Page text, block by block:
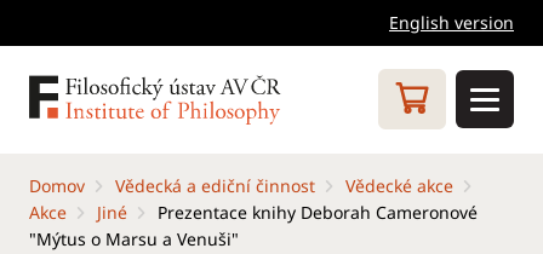
English version
Domov Vědecká a ediční činnost
Vědecké akce
Akce
Jiné
Prezentace knihy Deborah Cameronové
"Mýtus o Marsu a Venuši"